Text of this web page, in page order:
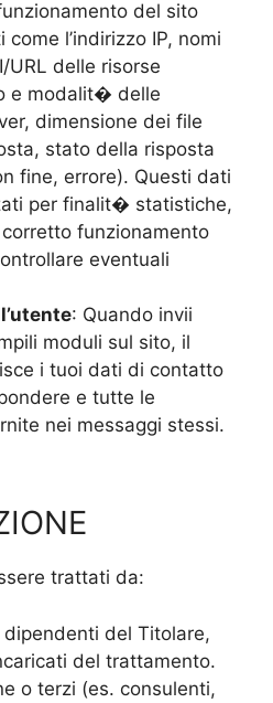
del sito
l’indirizzo IP, nomi
URL delle risorse
e modalit� delle
dimensione dei file
stato della risposta
fine, errore). Questi dati
per finalit� statistiche,
funzionamento
eventuali
: Quando invii
moduli sul sito, il
i tuoi dati di contatto
e tutte le
nei messaggi stessi.
trattati da:
del Titolare,
del trattamento.
o terzi (es. consulenti,